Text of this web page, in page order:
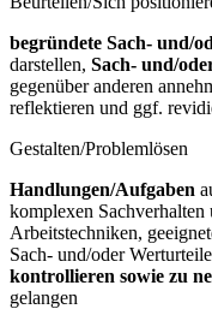
begründete Sach- und/
darstellen, Sach- und/
gegenüber anderen
reflektieren und ggf.
Gestalten/Problemlösen
Handlungen/Aufgaben
komplexen
Arbeitstechniken,
Sach- und/oder
kontrollieren sowie zu
gelangen